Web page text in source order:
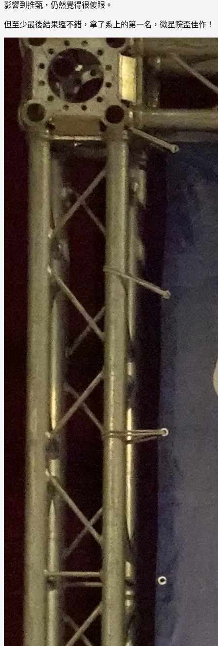
影響到推甄，仍然覺得很傻眼。
但至少最後結果還不錯，拿了系上的第一名，微星院盃佳作！